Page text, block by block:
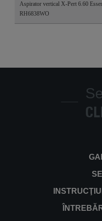
Aspirator vertical X-Pert 6.60
RH6838WO